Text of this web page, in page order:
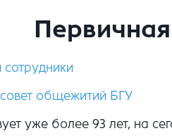
сотрудники
совет общежитий БГУ
уже более 93 лет, на